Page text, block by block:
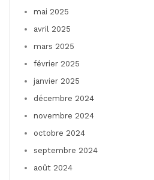
mai 2025
avril 2025
mars 2025
février 2025
janvier 2025
décembre 2024
novembre 2024
octobre 2024
septembre 2024
août 2024